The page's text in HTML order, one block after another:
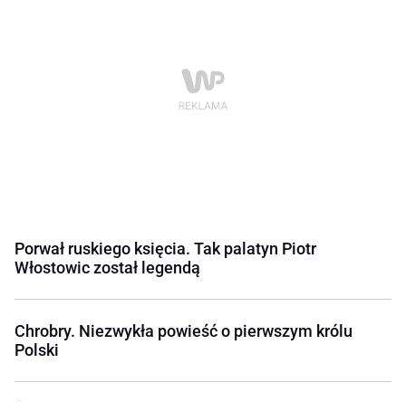
Porwał ruskiego księcia. Tak palatyn Piotr
Włostowic został legendą
Chrobry. Niezwykła powieść o pierwszym królu
Polski